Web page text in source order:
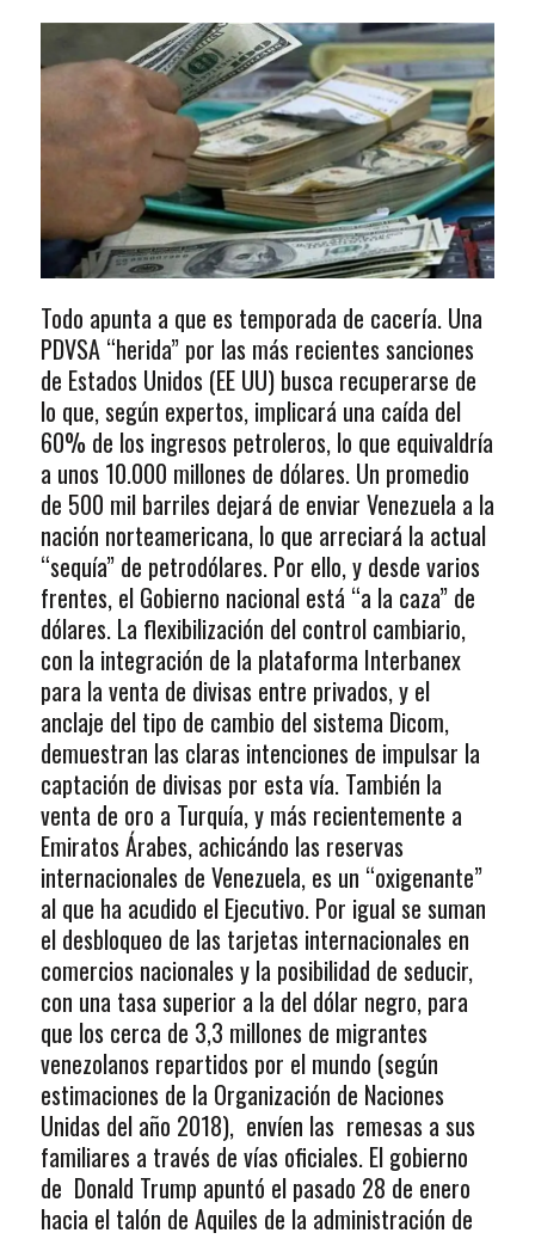
Todo apunta a que es temporada de cacería. Una
PDVSA “herida” por las más recientes sanciones
de Estados Unidos (EE UU) busca recuperarse de
lo que, según expertos, implicará una caída del
60% de los ingresos petroleros, lo que equivaldría
a unos 10.000 millones de dólares. Un promedio
de 500 mil barriles dejará de enviar Venezuela a la
nación norteamericana, lo que arreciará la actual
“sequía” de petrodólares. Por ello, y desde varios
frentes, el Gobierno nacional está “a la caza” de
dólares. La flexibilización del control cambiario,
con la integración de la plataforma Interbanex
para la venta de divisas entre privados, y el
anclaje del tipo de cambio del sistema Dicom,
demuestran las claras intenciones de impulsar la
captación de divisas por esta vía. También la
venta de oro a Turquía, y más recientemente a
Emiratos Árabes, achicándo las reservas
internacionales de Venezuela, es un “oxigenante”
al que ha acudido el Ejecutivo. Por igual se suman
el desbloqueo de las tarjetas internacionales en
comercios nacionales y la posibilidad de seducir,
con una tasa superior a la del dólar negro, para
que los cerca de 3,3 millones de migrantes
venezolanos repartidos por el mundo (según
estimaciones de la Organización de Naciones
Unidas del año 2018), envíen las remesas a sus
familiares a través de vías oficiales. El gobierno
de Donald Trump apuntó el pasado 28 de enero
hacia el talón de Aquiles de la administración de